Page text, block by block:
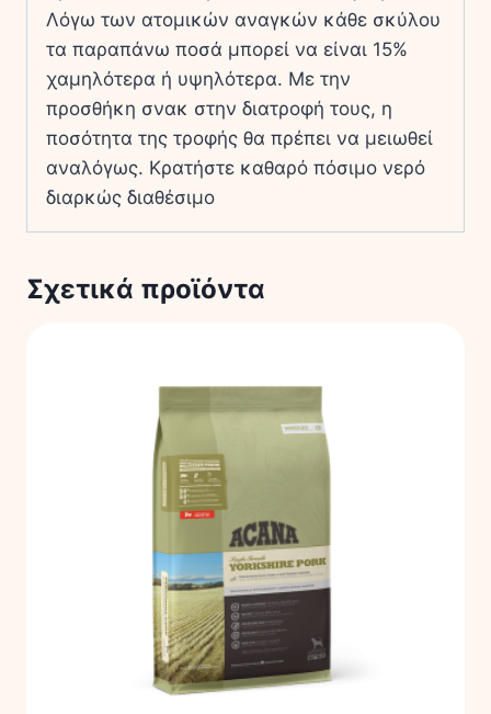
Λόγω των ατομικών αναγκών κάθε σκύλου
τα παραπάνω ποσά μπορεί να είναι 15%
χαμηλότερα ή υψηλότερα. Με την
προσθήκη σνακ στην διατροφή τους, η
ποσότητα της τροφής θα πρέπει να μειωθεί
αναλόγως. Κρατήστε καθαρό πόσιμο νερό
διαρκώς διαθέσιμο
Σχετικά προϊόντα